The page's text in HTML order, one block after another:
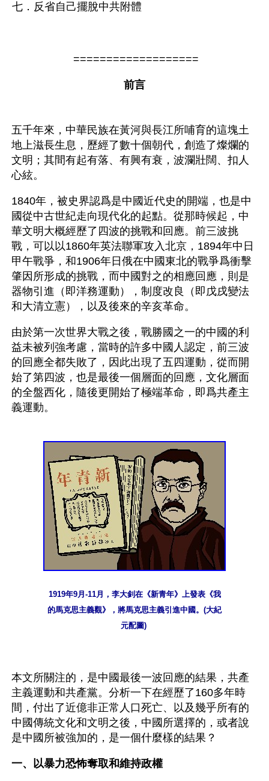
七．反省自己擺脫中共附體
===================
前言
五千年來，中華民族在黃河與長江所哺育的這塊土
地上滋長生息，歷經了數十個朝代，創造了燦爛的
文明；其間有起有落、有興有衰，波瀾壯闊、扣人
心絃。
1840年，被史界認爲是中國近代史的開端，也是中
國從中古世紀走向現代化的起點。從那時候起，中
華文明大概經歷了四波的挑戰和回應。前三波挑
戰，可以以1860年英法聯軍攻入北京，1894年中日
甲午戰爭，和1906年日俄在中國東北的戰爭爲衝擊
肇因所形成的挑戰，而中國對之的相應回應，則是
器物引進（即洋務運動），制度改良（即戊戌變法
和大清立憲），以及後來的辛亥革命。
由於第一次世界大戰之後，戰勝國之一的中國的利
益未被列強考慮，當時的許多中國人認定，前三波
的回應全都失敗了，因此出現了五四運動，從而開
始了第四波，也是最後一個層面的回應，文化層面
的全盤西化，隨後更開始了極端革命，即爲共產主
義運動。
1919年9月-11月，李大釗在《新青年》上發表《我
的馬克思主義觀》，將馬克思主義引進中國。(大紀
元配圖)
本文所關注的，是中國最後一波回應的結果，共產
主義運動和共產黨。分析一下在經歷了160多年時
間，付出了近億非正常人口死亡、以及幾乎所有的
中國傳統文化和文明之後，中國所選擇的，或者說
是中國所被強加的，是一個什麼樣的結果？
一、以暴力恐怖奪取和維持政權